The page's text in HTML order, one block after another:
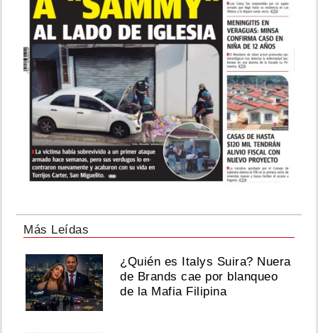
Más Leídas
¿Quién es Italys Suira? Nuera
de Brands cae por blanqueo
de la Mafia Filipina